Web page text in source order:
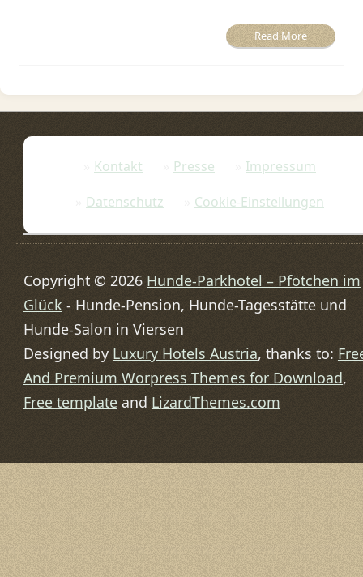
Read More
Kontakt Presse
Impressum
Datenschutz
Cookie-Einstellungen
Copyright © 2026 Hunde-Parkhotel – Pfötchen im
Glück - Hunde-Pension, Hunde-Tagesstätte und
Hunde-Salon in Viersen
Designed by Luxury Hotels Austria, thanks to:
And Premium Worpress Themes for Download,
Free templateand LizardThemes.com